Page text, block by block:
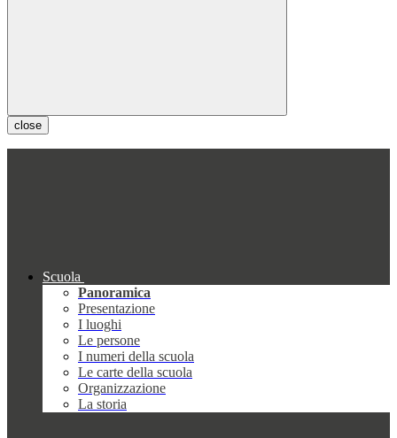
close
Scuola
Panoramica
Presentazione
I luoghi
Le persone
I numeri della scuola
Le carte della scuola
Organizzazione
La storia